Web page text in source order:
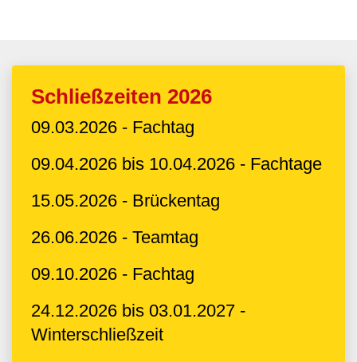
Schließzeiten 2026
09.03.2026 - Fachtag
09.04.2026 bis 10.04.2026 - Fachtage
15.05.2026 - Brückentag
26.06.2026 - Teamtag
09.10.2026 - Fachtag
24.12.2026 bis 03.01.2027 -
Winterschließzeit